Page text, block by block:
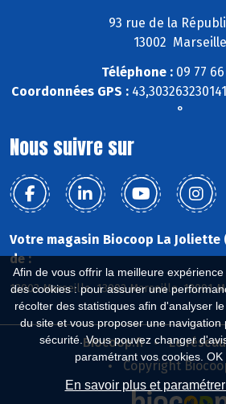
Afin de vous offrir la meilleure
des cookies : pour assurer une
récolter des statistiques afin d'analyser
du site et vous proposer une navigation
sécurité. Vous pouvez changer
paramétrant vos cookies.
En savoir plus et
93 rue de la
13002 Marseille
Téléphone : 09 77
Coordonnées GPS :
°
Nous suivre sur
Votre magasin Biocoop La Joliette
de :
13003 Marseille, 13002 Marseille, 13001
Biocoop.fr
Le
Copyright